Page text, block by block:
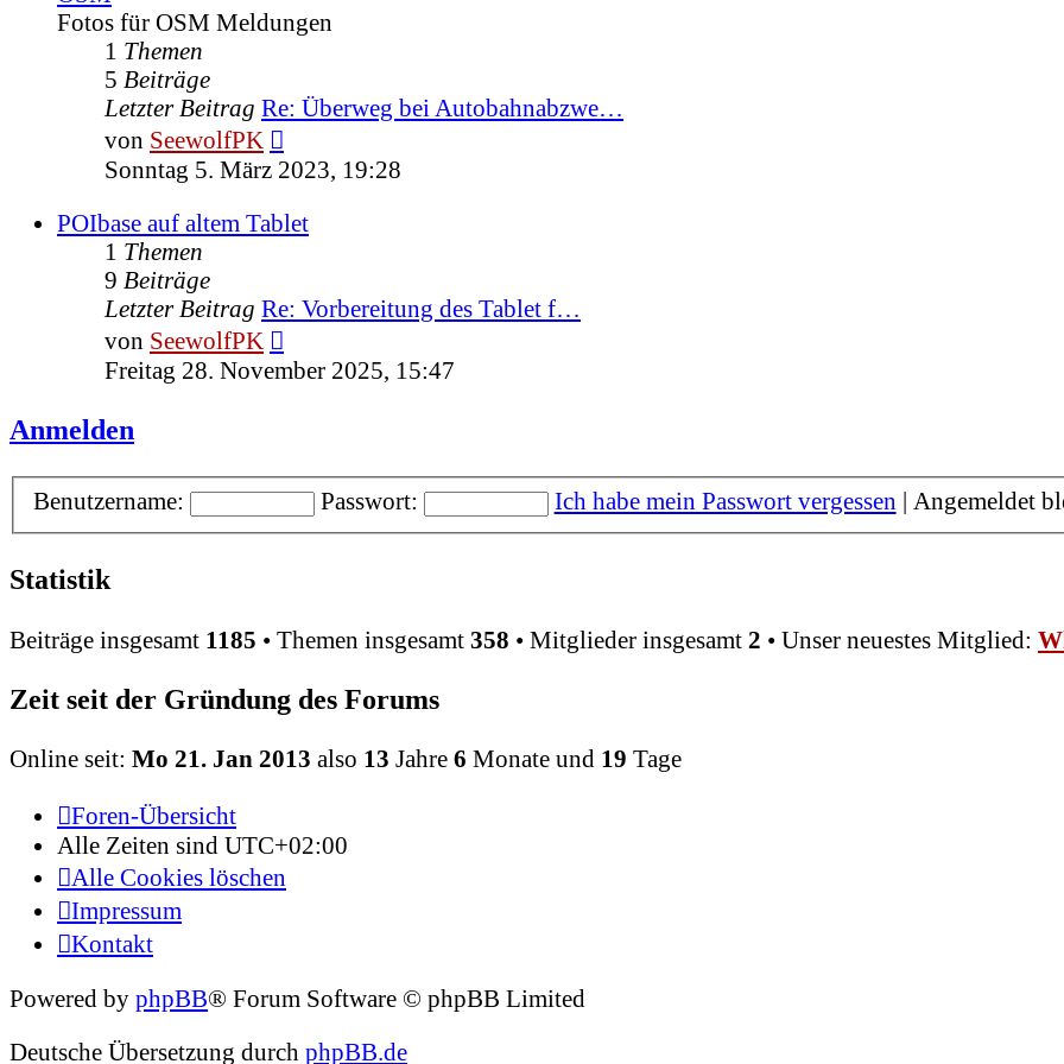
Fotos für OSM Meldungen
1 Themen
5 Beiträge
Letzter Beitrag Re: Überweg bei Autobahnabzwe…
von SeewolfPK
Beitrag
Sonntag 5. März 2023, 19:28
POIbase auf altem Tablet
1 Themen
9 Beiträge
Letzter Beitrag Re: Vorbereitung des Tablet f…
von SeewolfPK
Beitrag
Freitag 28. November 2025, 15:47
Anmelden
Benutzername: Passwort: Ich habe mein Passwort vergessen | Angemeldet
Statistik
Beiträge insgesamt 1185 • Themen insgesamt 358 • Mitglieder insgesamt 2 • Unser neuestes Mitglied:
Zeit seit der Gründung des Forums
Online seit: Mo 21. Jan 2013 also 13 Jahre 6 Monate und 19 Tage
Foren-Übersicht
Alle Zeiten sind UTC+02:00
Alle Cookies löschen
Impressum
Kontakt
Powered by phpBB® Forum Software © phpBB Limited
Deutsche Übersetzung durch phpBB.de